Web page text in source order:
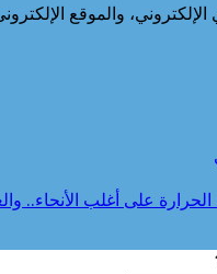
والموقع
على أغلب الأنحاء..